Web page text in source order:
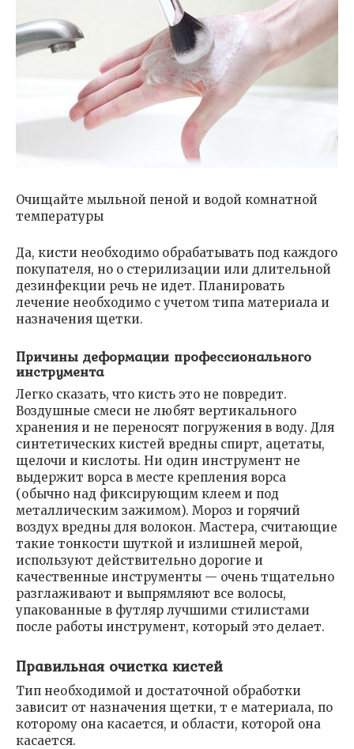
Очищайте мыльной пеной и водой комнатной
температуры
Да, кисти необходимо обрабатывать под каждого
покупателя, но о стерилизации или длительной
дезинфекции речь не идет. Планировать
лечение необходимо с учетом типа материала и
назначения щетки.
Причины деформации профессионального
инструмента
Легко сказать, что кисть это не повредит.
Воздушные смеси не любят вертикального
хранения и не переносят погружения в воду. Для
синтетических кистей вредны спирт, ацетаты,
щелочи и кислоты. Ни один инструмент не
выдержит ворса в месте крепления ворса
(обычно над фиксирующим клеем и под
металлическим зажимом). Мороз и горячий
воздух вредны для волокон. Мастера, считающие
такие тонкости шуткой и излишней мерой,
используют действительно дорогие и
качественные инструменты — очень тщательно
разглаживают и выпрямляют все волосы,
упакованные в футляр лучшими стилистами
после работы инструмент, который это делает.
Правильная очистка кистей
Тип необходимой и достаточной обработки
зависит от назначения щетки, т е материала, по
которому она касается, и области, которой она
касается.